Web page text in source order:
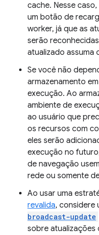
cache. Nesse
um botão de
worker, já que as
serão
atualizado assuma
Se você não
armazenamento
execução. Ao
ambiente de
ao usuário que
os recursos com
eles serão
execução no
de navegação
rede ou somente
Ao usar uma
revalida, considere
broadcast-update
sobre atualizações